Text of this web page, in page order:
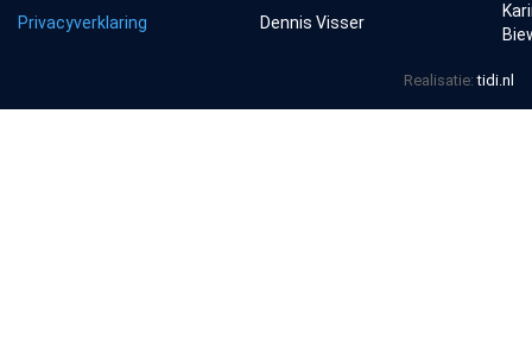
Privacyverklaring
Dennis Visser
Realisatie:tidi.nl